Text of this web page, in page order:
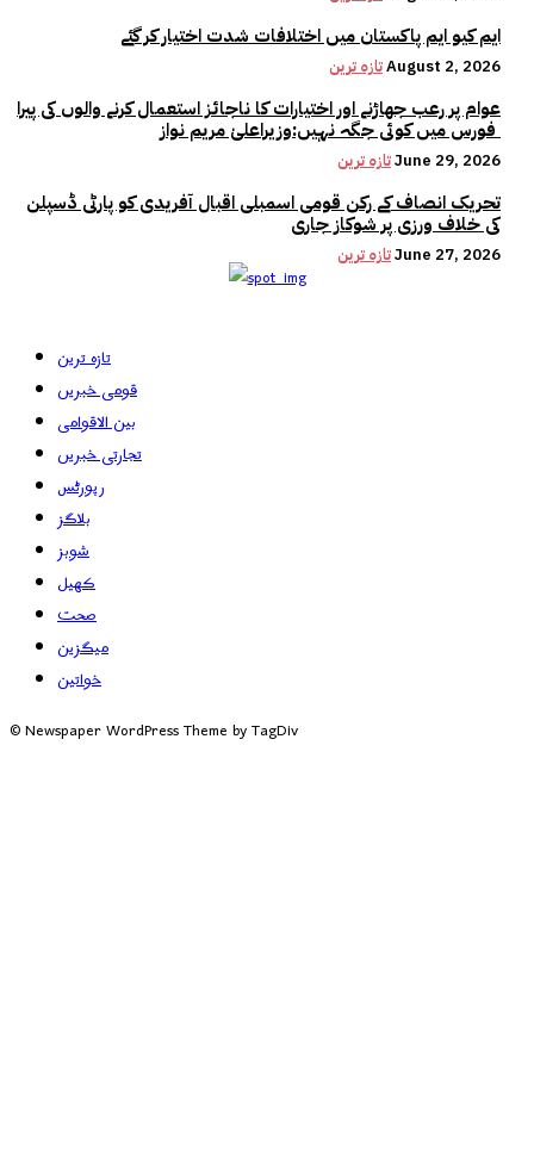
ایم کیو ایم پاکستان میں اختلافات شدت اختیار کر گئے
تازہ ترینAugust 2, 2026
عوام پر رعب جھاڑنے اور اختیارات کا ناجائز استعمال کرنے والوں کی پیرا
تازہ ترینJune 29, 2026
تحریک انصاف کے رکن قومی اسمبلی اقبال آفریدی کو پارٹی ڈسپلن
کی خلاف ورزی پر شوکاز جاری
تازہ ترینJune 27, 2026
تازہ ترین
قومی خبریں
بین الاقوامی
تجارتی خبریں
رپورٹس
بلاگز
شوبز
کھیل
صحت
میگزین
خواتین
© Newspaper WordPress Theme by TagDiv